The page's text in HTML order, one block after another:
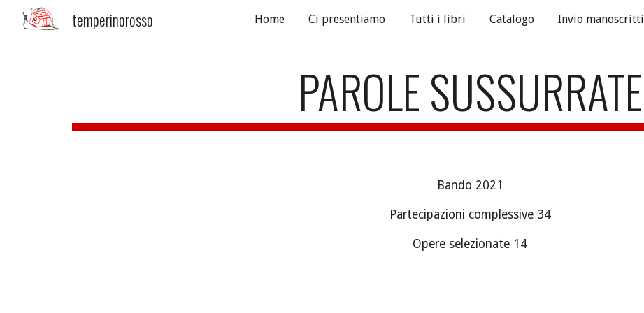
Skip to main content Skip to navigation
temperinorosso Home Ci presentiamo Tutti i libri Catalogo Invio manoscritti
PAROLE SUSSURRATE
Bando 2021
Partecipazioni complessive 34
Opere selezionate 1 4